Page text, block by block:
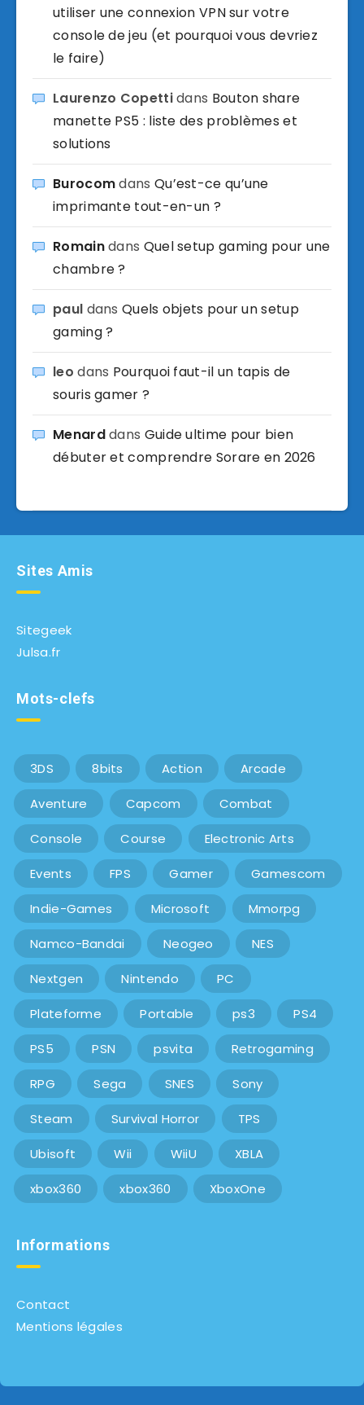
utiliser une connexion VPN sur votre
console de jeu (et pourquoi vous devriez
le faire)
Laurenzo Copettidans Bouton share
manette PS5 : liste des problèmes et
solutions
Burocomdans Qu’est-ce qu’une
imprimante tout-en-un ?
Romaindans Quel setup gaming pour une
chambre ?
paul dansQuels objets pour un setup
gaming ?
leo dans Pourquoi faut-il un tapis de
souris gamer ?
Menarddans Guide ultime pour bien
débuter et comprendre Sorare en 2026
Sites Amis
Sitegeek
Julsa.fr
Mots-clefs
3DS 8bits Action Arcade
Aventure Capcom Combat
Console Course Electronic Arts
Events FPS Gamer Gamescom
Indie-Games Microsoft Mmorpg
Namco-Bandai Neogeo NES
Nextgen Nintendo PC
Plateforme Portable ps3 PS4
PS5 PSN psvita Retrogaming
RPG Sega SNES Sony
Steam Survival Horror TPS
Ubisoft Wii WiiU XBLA
xbox360 xbox360 XboxOne
Informations
Contact
Mentions légales